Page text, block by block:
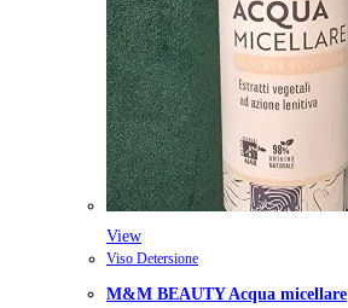
View
Viso Detersione
M&M BEAUTY Acqua micellare